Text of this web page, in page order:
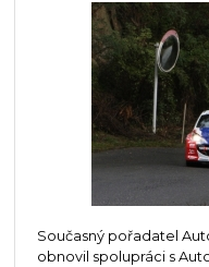
Současný pořadatel
obnovil spolupráci s